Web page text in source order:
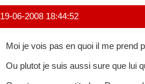
19-06-2008 18:44:52
Moi je vois pas en quoi il me prend
Ou plutot je suis aussi sure que lui